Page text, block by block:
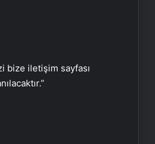
bize iletişim sayfası
liralık sahte araç